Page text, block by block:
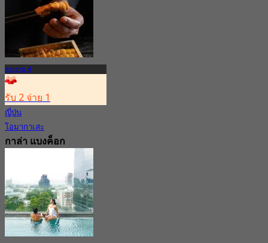
4.7
4.1K การจอง
฿ 525
พระราม 4
รับ 2 จ่าย 1
ญี่ปุ่น
โอมากาเสะ
กาล่า แบงค็อก
402 การจอง
จาก฿ 1,595